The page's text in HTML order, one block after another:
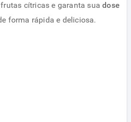
cítricas e garanta suadose
forma rápida e deliciosa.